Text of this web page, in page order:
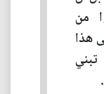
من
هذا